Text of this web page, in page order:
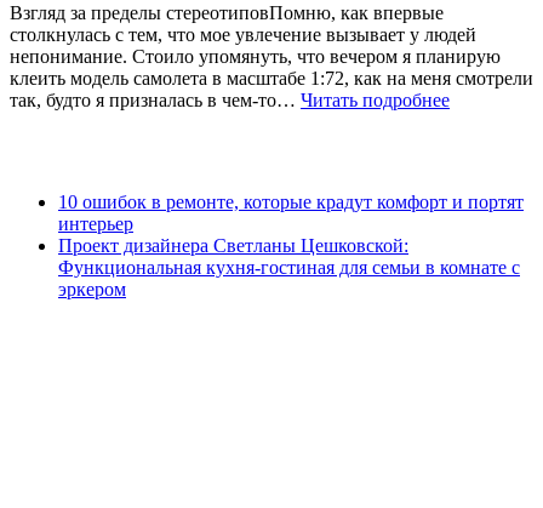
Взгляд за пределы стереотиповПомню, как впервые
столкнулась с тем, что мое увлечение вызывает у людей
непонимание. Стоило упомянуть, что вечером я планирую
клеить модель самолета в масштабе 1:72, как на меня смотрели
так, будто я призналась в чем-то… Читать подробнее
10 ошибок в ремонте, которые крадут комфорт и портят
интерьер
Проект дизайнера Светланы Цешковской:
Функциональная кухня-гостиная для семьи в комнате с
эркером